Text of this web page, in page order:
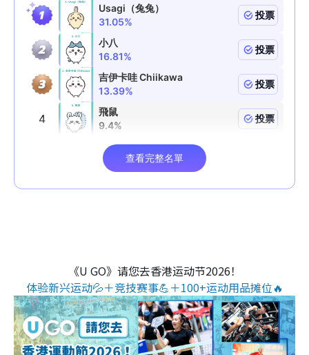
《U GO》请您去香港运动节2026！
体验新兴运动💦＋竞技赛事💪＋100+运动用品摊位🔥